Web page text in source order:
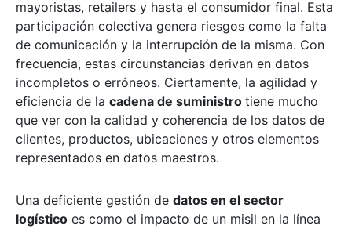
mayoristas, retailers y hasta el consumidor final. Esta
participación colectiva genera riesgos como la falta
de comunicación y la interrupción de la misma. Con
frecuencia, estas circunstancias derivan en datos
incompletos o erróneos. Ciertamente, la agilidad y
eficiencia de la cadena de suministro tiene mucho
que ver con la calidad y coherencia de los datos de
clientes, productos, ubicaciones y otros elementos
representados en datos maestros.
Una deficiente gestión de datos en el sector
logístico es como el impacto de un misil en la línea